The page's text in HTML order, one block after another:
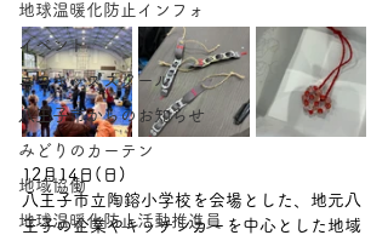
地球温暖化防止インフォ
イベント
エコキッズスクール
八王子市からのお知らせ
みどりのカーテン
地域協働
地球温暖化防止活動推進員
12月14日(日)
八王子市立陶鎔小学校を会場とした、地元八
王子の企業やキッチンカーを中心とした地域